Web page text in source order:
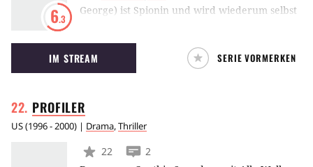
6.3
George) ist Spionin und wird wiederum selbst
Gegner gejagt. Als sie zu ihrer Organisation
Byzantium zurückkehrt, will sie ihre
Vergangenheit endlich hinter sich lassen und
IM STREAM SERIE VORMERKEN
PROFILER
US(1996 - 2000) | Drama,Thriller
22
2